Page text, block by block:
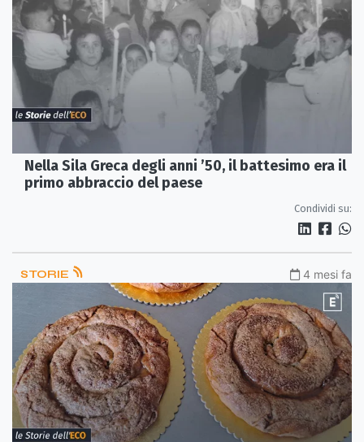
Nella Sila Greca degli anni ’50, il battesimo era il
primo abbraccio del paese
Condividi su:
STORIE 4 mesi fa